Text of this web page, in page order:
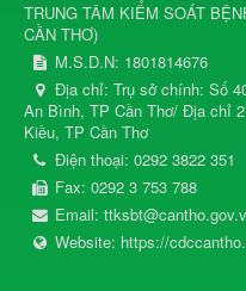
TRUNG TÂM KIỂM SOÁT
CẦN THƠ)
M.S.D.N: 1801814676
Địa chỉ: Trụ sở chính: Số
An Bình, TP Cần Thơ/ Địa chỉ
Kiều, TP Cần Thơ
Điện thoại: 0292 3822 351
Fax: 0292 3 753 788
Email:
Website: https://